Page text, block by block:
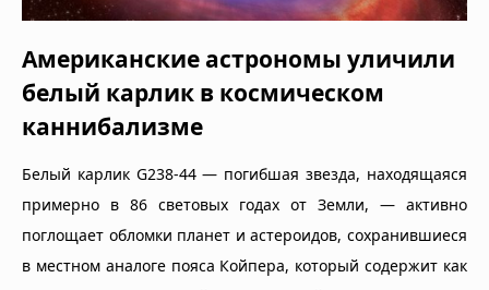
Американские астрономы уличили
белый карлик в космическом
каннибализме
Белый карлик G238-44 — погибшая звезда, находящаяся
примерно в 86 световых годах от Земли, — активно
поглощает обломки планет и астероидов, сохранившиеся
в местном аналоге пояса Койпера, который содержит как